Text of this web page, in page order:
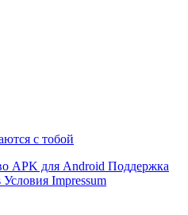
с тобой
APK для Android Поддержка
Условия Impressum